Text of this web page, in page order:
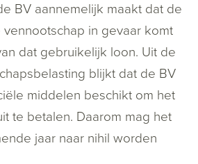
BV aannemelijk maakt dat de
vennootschap in gevaar komt
dat gebruikelijk loon. Uit de
blijkt dat de BV
middelen beschikt om het
te betalen. Daarom mag het
jaar naar nihil worden